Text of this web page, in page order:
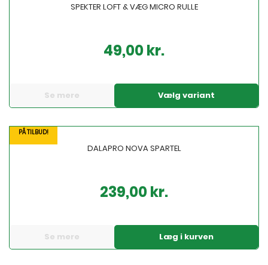
SPEKTER LOFT & VÆG MICRO RULLE
49,00 kr.
Se mere Vælg variant
PÅ TILBUD!
DALAPRO NOVA SPARTEL
239,00 kr.
Se mere Læg i kurven